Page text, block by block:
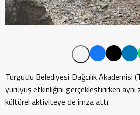
Turgutlu Belediyesi Dağcılık Akademisi
yürüyüş etkinliğini gerçekleştirirken
kültürel aktiviteye de imza attı.